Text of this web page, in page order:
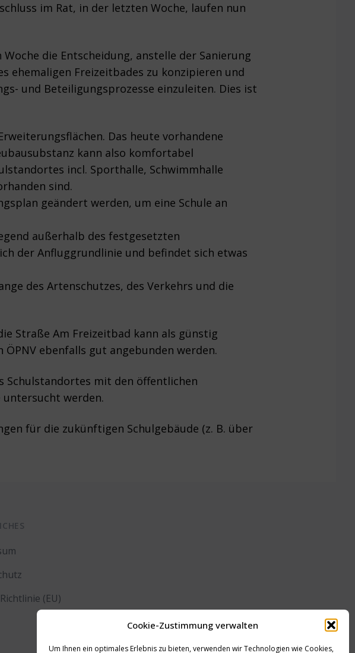
Cookie-Zustimmung verwalten
Um Ihnen ein optimales Erlebnis zu bieten, verwenden wir Technologien wie Cookies,
im Rat, in der letzten Woche, laufen nun
die Entscheidung, anstelle der Sanierung
ehemaligen Freizeitbades zu konzipieren und
und Beteiligungsprozesse einzuleiten. Dies ist
Das heute vorhandene
kann also komfortabel
incl. Sporthalle, Schwimmhalle
sind.
geändert werden, um eine Schule an
außerhalb des festgesetzten
der Anfluggrundlinie und befindet sich etwas
des Artenschutzes, des Verkehrs und die
Am Freizeitbad kann als günstig
ebenfalls gut angebunden werden.
Schulstandortes mit den öffentlichen
werden.
für die zukünftigen Schulgebäude (z. B. über
(EU)